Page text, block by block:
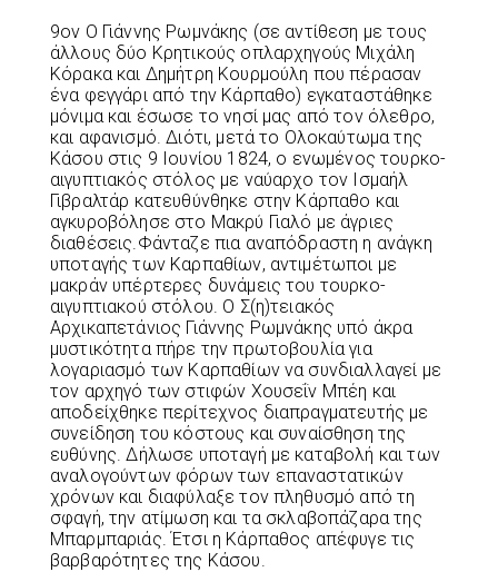
9ον Ο Γιάννης Ρωμνάκης (σε αντίθεση με τους
άλλους δύο Κρητικούς οπλαρχηγούς Μιχάλη
Κόρακα και Δημήτρη Κουρμούλη που πέρασαν
ένα φεγγάρι από την Κάρπαθο) εγκαταστάθηκε
μόνιμα και έσωσε το νησί μας από τον όλεθρο,
και αφανισμό. Διότι, μετά το Ολοκαύτωμα της
Κάσου στις 9 Ιουνίου 1824, ο ενωμένος τουρκο-
αιγυπτιακός στόλος με ναύαρχο τον Ισμαήλ
Γιβραλτάρ κατευθύνθηκε στην Κάρπαθο και
αγκυροβόλησε στο Μακρύ Γιαλό με άγριες
διαθέσεις.Φάνταζε πια αναπόδραστη η ανάγκη
υποταγής των Καρπαθίων, αντιμέτωποι με
μακράν υπέρτερες δυνάμεις του τουρκο-
αιγυπτιακού στόλου. Ο Σ(η)τειακός
Αρχικαπετάνιος Γιάννης Ρωμνάκης υπό άκρα
μυστικότητα πήρε την πρωτοβουλία για
λογαριασμό των Καρπαθίων να συνδιαλλαγεί με
τον αρχηγό των στιφών Χουσεΐν Μπέη και
αποδείχθηκε περίτεχνος διαπραγματευτής με
συνείδηση του κόστους και συναίσθηση της
ευθύνης. Δήλωσε υποταγή με καταβολή και των
αναλογούντων φόρων των επαναστατικών
χρόνων και διαφύλαξε τον πληθυσμό από τη
σφαγή, την ατίμωση και τα σκλαβοπάζαρα της
Μπαρμπαριάς. Έτσι η Κάρπαθος απέφυγε τις
βαρβαρότητες της Κάσου.